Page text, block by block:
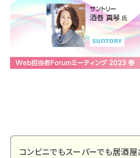
コンビニでもスーパーでも居酒屋